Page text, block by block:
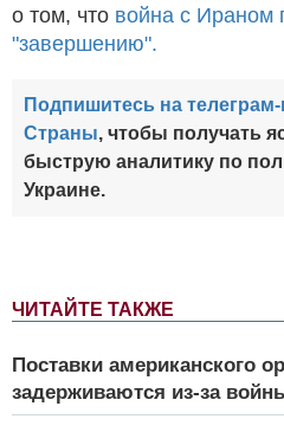
ЧИТАЙТЕ ТАКЖЕ
Поставки американского
задерживаются из-за
о том, что война с Ираном
"завершению".
Подпишитесь на
Страны, чтобы получать
быструю аналитику по
Украине.